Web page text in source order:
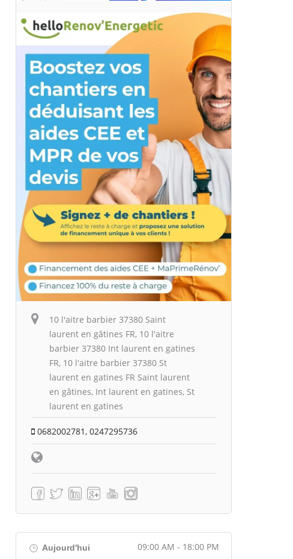
10 l'aitre barbier 37380 Saint
laurent en gâtines FR, 10 l'aitre
barbier 37380 Int laurent en gatines
FR, 10 l'aitre barbier 37380 St
laurent en gatines FR Saint laurent
en gâtines, Int laurent en gatines, St
laurent en gatines
0682002781, 0247295736
Aujourd'hui 09:00 AM - 18:00 PM